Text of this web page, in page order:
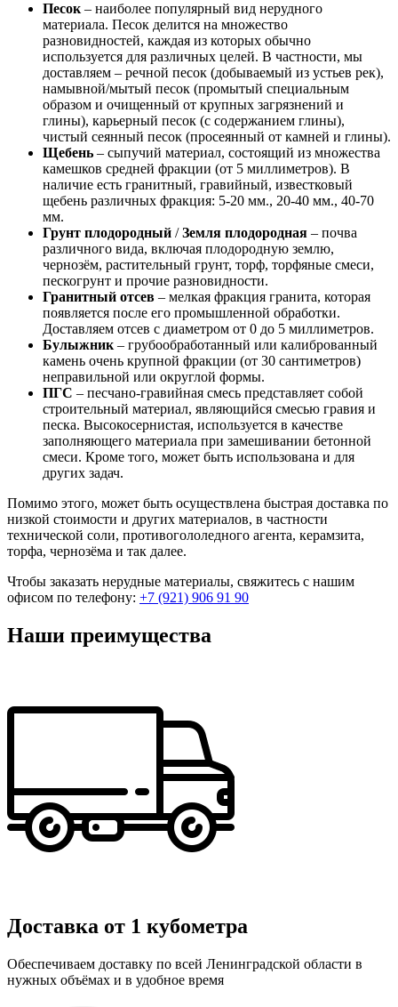
Песок – наиболее популярный вид нерудного
материала. Песок делится на множество
разновидностей, каждая из которых обычно
используется для различных целей. В частности, мы
доставляем – речной песок (добываемый из устьев рек),
намывной/мытый песок (промытый специальным
образом и очищенный от крупных загрязнений и
глины), карьерный песок (с содержанием глины),
чистый сеянный песок (просеянный от камней и глины).
Щебень – сыпучий материал, состоящий из множества
камешков средней фракции (от 5 миллиметров). В
наличие есть гранитный, гравийный, известковый
щебень различных фракция: 5-20 мм., 20-40 мм., 40-70
мм.
Грунт плодородный /Земля плодородная – почва
различного вида, включая плодородную землю,
чернозём, растительный грунт, торф, торфяные смеси,
пескогрунт и прочие разновидности.
Гранитный отсев – мелкая фракция гранита, которая
появляется после его промышленной обработки.
Доставляем отсев с диаметром от 0 до 5 миллиметров.
Булыжник – грубообработанный или калиброванный
камень очень крупной фракции (от 30 сантиметров)
неправильной или округлой формы.
ПГС – песчано-гравийная смесь представляет собой
строительный материал, являющийся смесью гравия и
песка. Высокосернистая, используется в качестве
заполняющего материала при замешивании бетонной
смеси. Кроме того, может быть использована и для
других задач.
Помимо этого, может быть осуществлена быстрая доставка по
низкой стоимости и других материалов, в частности
технической соли, противогололедного агента, керамзита,
торфа, чернозёма и так далее.
Чтобы заказать нерудные материалы, свяжитесь с нашим
офисом по телефону: +7 (921) 906 91 90
Наши преимущества
Доставка от 1 кубометра
Обеспечиваем доставку по всей Ленинградской области в
нужных объёмах и в удобное время